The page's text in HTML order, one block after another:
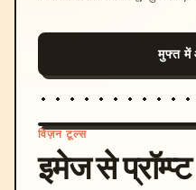
मुफ्त में
विज़न टूल्स
इमेज से प्रॉम्प्ट